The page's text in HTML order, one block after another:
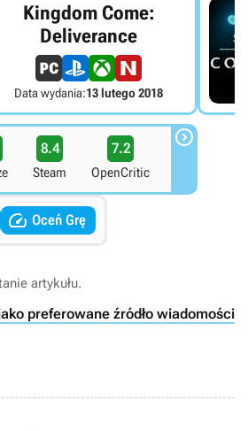
Kingdom Come:
Deliverance
Data wydania:13 lutego 2018
8.4
Steam
7.2
OpenCritic

 Oceń Grę
artykułu.
preferowane źródło wiadomości